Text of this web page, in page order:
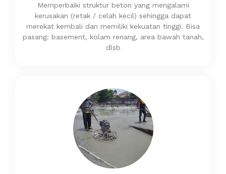
Memperbaiki struktur beton yang mengalami
kerusakan (retak / celah kecil) sehingga dapat
merekat kembali dan memiliki kekuatan tinggi. Bisa
pasang: basement, kolam renang, area bawah tanah,
dlsb